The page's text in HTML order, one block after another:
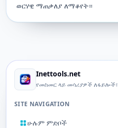
ወርሃዊ ማጠቃለያ ለማቆየት።
Inettools.net
የመስመር ላይ መሳሪያዎች
SITE NAVIGATION
ሁሉም ምድቦች